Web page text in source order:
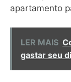
apartamento
LER MAIS
gastar seu